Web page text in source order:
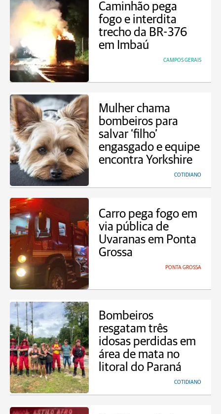
Caminhão pega
fogo e interdita
trecho da BR-376
em Imbaú
CAMPOS GERAIS
Mulher chama
bombeiros para
salvar ‘filho’
engasgado e equipe
encontra Yorkshire
COTIDIANO
Carro pega fogo em
via pública de
Uvaranas em Ponta
Grossa
PONTA GROSSA
Bombeiros
resgatam três
idosas perdidas em
área de mata no
litoral do Paraná
COTIDIANO